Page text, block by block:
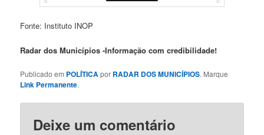
Fonte: Instituto INOP
Radar dos Municípios -Informação com credibilidade!
Publicado em POLÍTICApor RADAR DOS MUNICÍPIOS. Marque
Link Permanente.
Deixe um comentário